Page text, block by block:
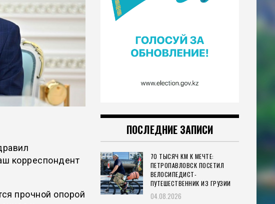
корреспондент
прочной опорой
ПОСЛЕДНИЕ ЗАПИСИ
70 ТЫСЯЧ КМ К МЕЧТЕ:
ПЕТРОПАВЛОВСК ПОСЕТИЛ
ВЕЛОСИПЕДИСТ-
ПУТЕШЕСТВЕННИК ИЗ ГРУЗИИ
04.08.2026